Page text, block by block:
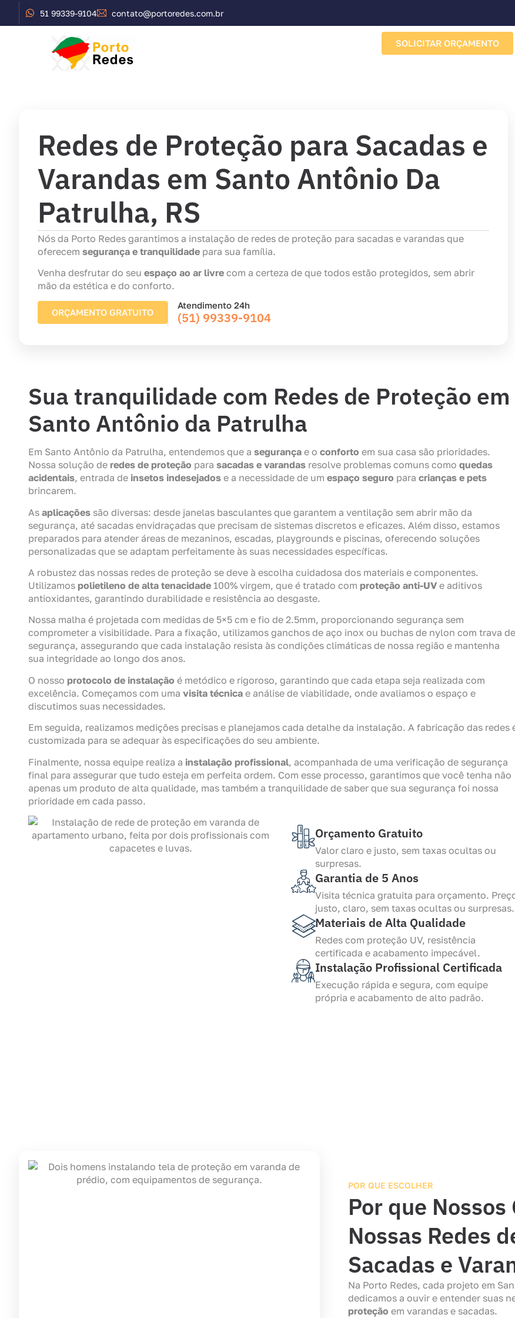
51 99339-9104 contato@portoredes.com.br
SOLICITAR ORÇAMENTO
Redes de Proteção para Sacadas e
Varandas em Santo Antônio Da
Patrulha, RS
Nós da Porto Redes garantimos a instalação de redes de proteção para sacadas e varandas que
oferecem segurança e tranquilidade para sua família.
Venha desfrutar do seu espaço ao ar livre com a certeza de que todos estão protegidos, sem abrir
mão da estética e do conforto.
ORÇAMENTO GRATUITO
Atendimento 24h
(51) 99339-9104
Sua tranquilidade com Redes de Proteção em
Santo Antônio da Patrulha
Em Santo Antônio da Patrulha, entendemos que a segurança e o conforto em sua casa são prioridades.
Nossa solução de redes de proteção para sacadas e varandas resolve problemas comuns como quedas
acidentais, entrada de insetos indesejados e a necessidade de um espaço seguro para crianças e pets
brincarem.
As aplicações são diversas: desde janelas basculantes que garantem a ventilação sem abrir mão da
segurança, até sacadas envidraçadas que precisam de sistemas discretos e eficazes. Além disso, estamos
preparados para atender áreas de mezaninos, escadas, playgrounds e piscinas, oferecendo soluções
personalizadas que se adaptam perfeitamente às suas necessidades específicas.
A robustez das nossas redes de proteção se deve à escolha cuidadosa dos materiais e componentes.
Utilizamos polietileno de alta tenacidade 100% virgem, que é tratado com proteção anti-UV e aditivos
antioxidantes, garantindo durabilidade e resistência ao desgaste.
Nossa malha é projetada com medidas de 5×5 cm e fio de 2.5mm, proporcionando segurança sem
comprometer a visibilidade. Para a fixação, utilizamos ganchos de aço inox ou buchas de nylon com trava de
segurança, assegurando que cada instalação resista às condições climáticas de nossa região e mantenha
sua integridade ao longo dos anos.
O nosso protocolo de instalação é metódico e rigoroso, garantindo que cada etapa seja realizada com
excelência. Começamos com uma visita técnica e análise de viabilidade, onde avaliamos o espaço e
discutimos suas necessidades.
Em seguida, realizamos medições precisas e planejamos cada detalhe da instalação. A fabricação das redes
customizada para se adequar às especificações do seu ambiente.
Finalmente, nossa equipe realiza a instalação profissional, acompanhada de uma verificação de segurança
final para assegurar que tudo esteja em perfeita ordem. Com esse processo, garantimos que você tenha não
apenas um produto de alta qualidade, mas também a tranquilidade de saber que sua segurança foi nossa
prioridade em cada passo.
Orçamento Gratuito
Valor claro e justo, sem taxas ocultas ou
surpresas.
Garantia de 5 Anos
Visita técnica gratuita para orçamento.
justo, claro, sem taxas ocultas ou surpresas.
Materiais de Alta Qualidade
Redes com proteção UV, resistência
certificada e acabamento impecável.
Instalação Profissional Certificada
Execução rápida e segura, com equipe
própria e acabamento de alto padrão.
POR QUE ESCOLHER
Por que
Nossas Redes
Sacadas e
Na Porto Redes, cada projeto em
dedicamos a ouvir e entender suas
proteção em varandas e sacadas.